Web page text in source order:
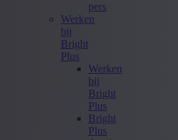
pers
Werken
bij
Bright
Plus
Werken
bij
Bright
Plus
Bright
Plus